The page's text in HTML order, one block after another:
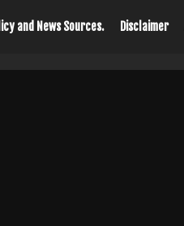
and News Sources. Disclaimer